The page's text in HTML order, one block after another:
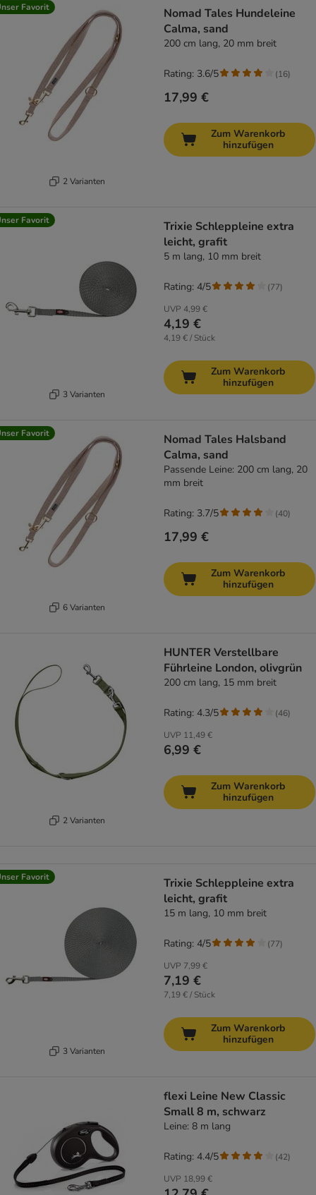
Favorit
2 Varianten
Nomad Tales Hundeleine
Calma, sand
200 cm lang, 20 mm breit
17,99 €
Rating: 3.6/5 (16)
Zum Warenkorb
hinzufügen
Favorit
3 Varianten
Trixie Schleppleine extra
leicht, grafit
5 m lang, 10 mm breit
UVP 4,99 €
4,19 €
4,19 € / Stück
Rating: 4/5 (77)
Zum Warenkorb
hinzufügen
Favorit
6 Varianten
Nomad Tales Halsband
Calma, sand
Passende Leine: 200 cm lang, 20
mm breit
17,99 €
Rating: 3.7/5 (40)
Zum Warenkorb
hinzufügen
2 Varianten
HUNTER Verstellbare
Führleine London, olivgrün
200 cm lang, 15 mm breit
UVP 11,49 €
6,99 €
Rating: 4.3/5 (46)
Zum Warenkorb
hinzufügen
Favorit
3 Varianten
Trixie Schleppleine extra
leicht, grafit
15 m lang, 10 mm breit
UVP 7,99 €
7,19 €
7,19 € / Stück
Rating: 4/5 (77)
Zum Warenkorb
hinzufügen
flexi Leine New Classic
Small 8 m, schwarz
Leine: 8 m lang
UVP 18,99 €
Rating: 4.4/5 (42)